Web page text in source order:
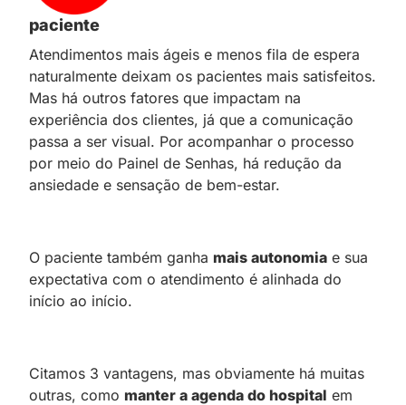
paciente
Atendimentos mais ágeis e menos fila de espera
naturalmente deixam os pacientes mais satisfeitos.
Mas há outros fatores que impactam na
experiência dos clientes, já que a comunicação
passa a ser visual. Por acompanhar o processo
por meio do Painel de Senhas, há redução da
ansiedade e sensação de bem-estar.
O paciente também ganha mais autonomia e sua
expectativa com o atendimento é alinhada do
início ao início.
Citamos 3 vantagens, mas obviamente há muitas
outras, como manter a agenda do hospital em